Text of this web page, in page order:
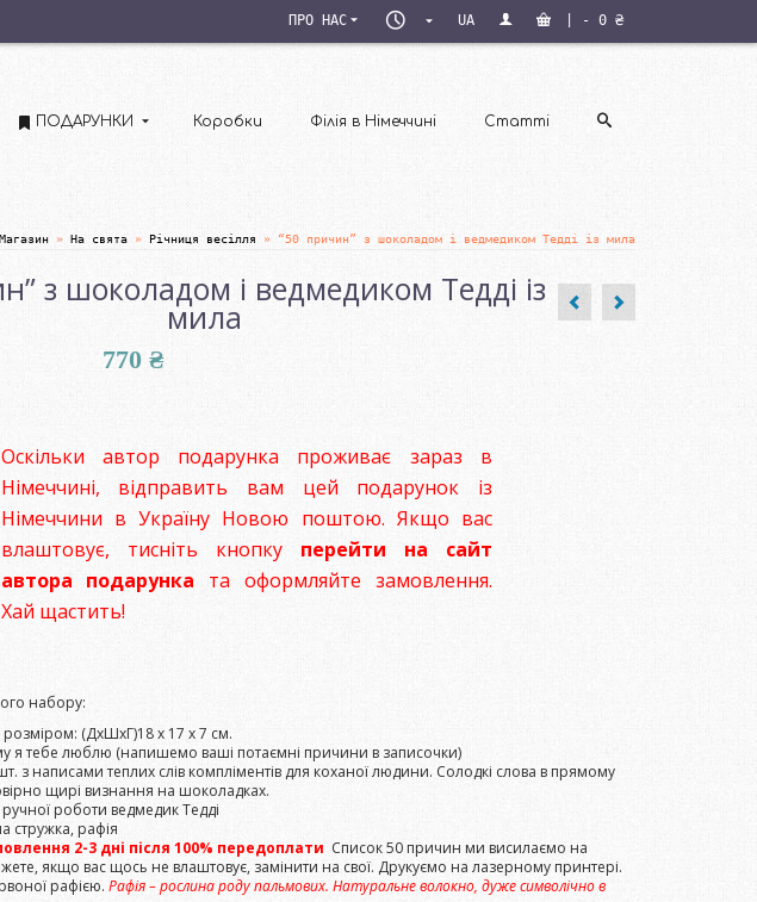
ПРО НАС
ПН–
ПТ
UA - 0 ₴
ПОДАРУНКИ Коробки Філія в Німеччині Статті
Магазин » На свята » Річниця весілля » “50 причин” з шоколадом і ведмедиком Тедді із мила
з шоколадом і ведмедиком Тедді із
мила
770₴
Оскільки автор подарунка проживає зараз в
Німеччині, відправить вам цей подарунок із
Німеччини в Україну Новою поштою. Якщо вас
влаштовує, тисніть кнопку перейти на сайт
автора подарунка та оформляйте замовлення.
Хай щастить!
набору:
розміром: (ДхШхГ)18 х 17 х 7 см.
я тебе люблю (напишемо ваші потаємні причини в записочки)
з написами теплих слів компліментів для коханої людини. Солодкі слова в прямому
щирі визнання на шоколадках.
ручної роботи ведмедик Тедді
стружка, рафія
2-3 дні після 100% передоплати Список 50 причин ми висилаємо на
якщо вас щось не влаштовує, замінити на свої. Друкуємо на лазерному принтері.
рафією. Рафія – рослина роду пальмових. Натуральне волокно, дуже символічно в